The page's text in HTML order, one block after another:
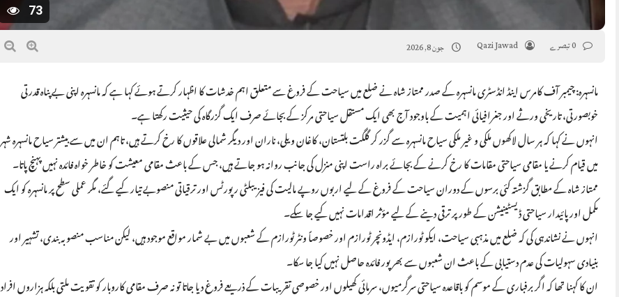
73
Qazi Jawad جون 8, 2026
مانسہرہ: چیمبر آف کامرس اینڈ انڈسٹری مانسہرہ کے صدر ممتاز شاہ نے ضلع میں سیاحت کے فروغ سے متعلق اہم خدشات کا اظہار کرتے ہوئے کہا ہے کہ مانسہرہ اپنی بے پناہ قدرتی
خوبصورتی، تاریخی ورثے اور جغرافیائی اہمیت کے باوجود آج بھی ایک مستقل سیاحتی مرکز کے بجائے صرف ایک گزرگاہ کی حیثیت رکھتا ہے۔
انہوں نے کہا کہ ہر سال لاکھوں ملکی و غیر ملکی سیاح مانسہرہ سے گزر کر گلگت بلتستان، کاغان ویلی، ناران اور دیگر شمالی علاقوں کا رخ کرتے ہیں، تاہم ان میں سے بیشتر سیاح مانسہرہ شہر
میں قیام کرنے یا مقامی سیاحتی مقامات کا رخ کرنے کے بجائے براہ راست اپنی منزل کی جانب روانہ ہو جاتے ہیں، جس کے باعث مقامی معیشت کو خاطر خواہ فائدہ نہیں پہنچ پاتا۔
ممتاز شاہ کے مطابق گزشتہ کئی برسوں کے دوران سیاحت کے فروغ کے لیے اربوں روپے مالیت کی فیزیبلٹی رپورٹس اور ترقیاتی منصوبے تیار کیے گئے، مگر عملی سطح پر مانسہرہ کو ایک
مکمل اور پائیدار سیاحتی ڈیسٹینیشن کے طور پر ترقی دینے کے لیے مؤثر اقدامات نہیں کیے جا سکے۔
انہوں نے نشاندہی کی کہ ضلع میں مذہبی سیاحت، ایکو ٹورازم، ایڈونچر ٹورازم اور خصوصاً ونٹر ٹورازم کے شعبوں میں بے شمار مواقع موجود ہیں، لیکن مناسب منصوبہ بندی، تشہیر اور
بنیادی سہولیات کی عدم دستیابی کے باعث ان شعبوں سے بھرپور فائدہ حاصل نہیں کیا جا سکا۔
ان کا کہنا تھا کہ اگر برفباری کے موسم کو باقاعدہ سیاحتی سرگرمیوں، سرمائی کھیلوں اور خصوصی تقریبات کے ذریعے فروغ دیا جاتا تو نہ صرف مقامی کاروبار کو تقویت ملتی بلکہ ہزاروں افراد